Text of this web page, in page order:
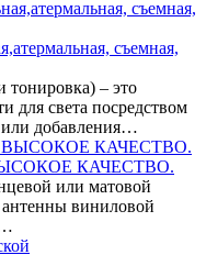
съемная,
тонировка) – это
для света посредством
или добавления…
КАЧЕСТВО.
или матовой
виниловой
…